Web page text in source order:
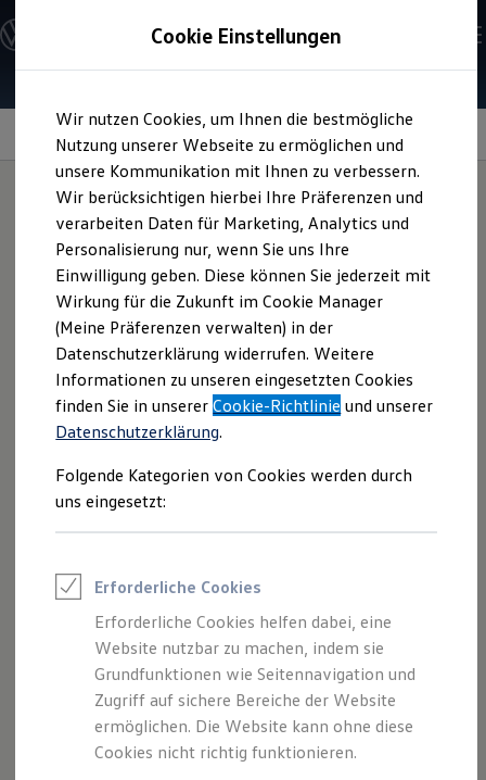
Hauptinhalt
springen
Footer
springen
Modelle & Konfigurator
Nutzfahrzeugkategorien entdecken
Modelle konfigurieren
Vorgängermodelle und Oldtimer
Vorgängermodelle
Oldtimer
Bulli Historie
Branchenlösungen & Gewerbekunden
Umbaulösungen und Hersteller finden
Auf- und Umbauten entdecken & konfigurieren
Groß- und Sonderkunden
Großkunden
Kommunen & Behörden
Journalisten
Sportvereine
Branchenlösungen
Bau & Handwerk
Gewerbliche Personenbeförderung
Service & mobile Werkstätten
Kurier, Logistik & Handel
Feuerwehr
Rettungsdienste
ONE Business ID Vorteile
Fahrzeugsuche & Marktplatz
Digitaler Marktplatz
Kauf & Finanzierung
Online-Fahrzeugbewertung
Aktionen & Angebote
E-Auto-Förderung
Für Privatkunden
Für Gewerbekunden
Profi Paket
TopDeal
Elektrische Schiebetüren
Auf die Türen, fertig,
los
Einsteigen einfach gemacht: Mit vollen Händen die
Schiebetüren öffnen? Mit dem virtuellen Pedal „Easy Open“
ist das kein Problem. Keyless Advanced erkennt die
autorisierten Funkschlüssel, auch außerhalb des Fahrzeugs.
Die Annäherungssensorik entriegelt dann automatisch. Mit
einem Fuß-Kick unter dem Schiebetür-Schweller kann dann
Cookie Einstellungen
Wir nutzen Cookies, um Ihnen die bestmögliche
Nutzung unserer Webseite zu ermöglichen und
unsere Kommunikation mit Ihnen zu verbessern.
Wir berücksichtigen hierbei Ihre Präferenzen und
verarbeiten Daten für Marketing, Analytics und
Personalisierung nur, wenn Sie uns Ihre
Einwilligung geben. Diese können Sie jederzeit mit
Wirkung für die Zukunft im Cookie Manager
(Meine Präferenzen verwalten) in der
Datenschutzerklärung widerrufen. Weitere
Informationen zu unseren eingesetzten Cookies
finden Sie in unsererCookie-Richtlinie und unserer
Datenschutzerklärung.
Folgende Kategorien von Cookies werden durch
uns eingesetzt:
Erforderliche Cookies
Erforderliche Cookies helfen dabei, eine
Website nutzbar zu machen, indem sie
Grundfunktionen wie Seitennavigation und
Zugriff auf sichere Bereiche der Website
ermöglichen. Die Website kann ohne diese
Cookies nicht richtig funktionieren.